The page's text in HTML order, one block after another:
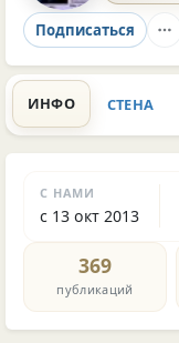
Подписаться
ИНФО СТЕНА
С НАМИ
с 13 окт 2013
369
публикаций